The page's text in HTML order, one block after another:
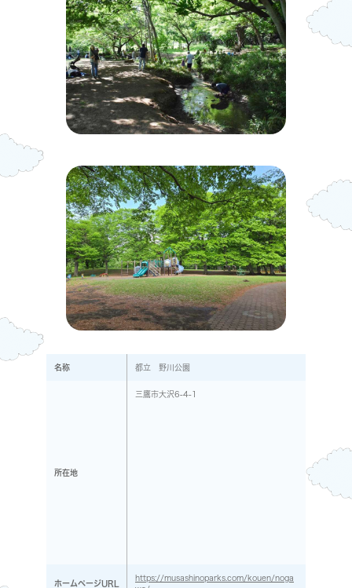
名称 都立 野川公園
所在地
三鷹市大沢6-4-1
ホームページURL
https://musashinoparks.com/kouen/noga